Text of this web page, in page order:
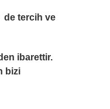
de tercih ve
ibarettir.
bizi